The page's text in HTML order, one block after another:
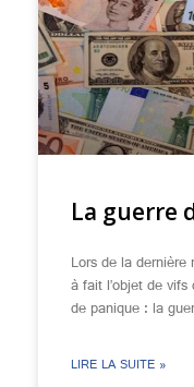
La guerre
Lors de la
à fait l’objet de
de panique : la
LIRE LA SUITE »